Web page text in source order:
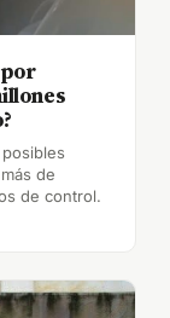
de
de control.